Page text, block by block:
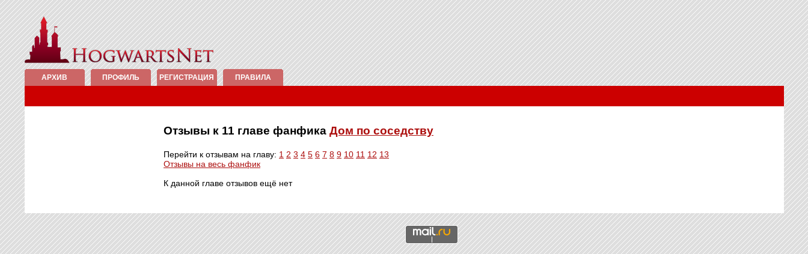
АРХИВ ПРОФИЛЬ РЕГИСТРАЦИЯ ПРАВИЛА
Отзывы к 11 главе фанфика Дом по соседству
Перейти к отзывам на главу: 1 2 3 4 5 6 7 8 9 10 11 12 13
Отзывы на весь фанфик
К данной главе отзывов ещё нет